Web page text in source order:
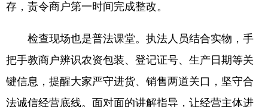
存，责令商户第一时间完成整改。
检查现场也是普法课堂。执法人员结合实物，手
把手教商户辨识农资包装、登记证号、生产日期等关
键信息，提醒大家严守进货、销售两道关口，坚守合
法诚信经营底线。面对面的讲解指导，让经营主体进